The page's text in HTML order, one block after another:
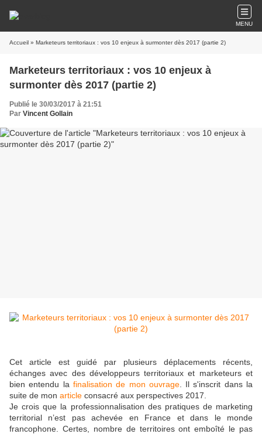
MENU
Accueil » Marketeurs territoriaux : vos 10 enjeux à surmonter dès 2017 (partie 2)
Marketeurs territoriaux : vos 10 enjeux à
surmonter dès 2017 (partie 2)
Publié le 30/03/2017 à 21:51
Par Vincent Gollain
Cet article est guidé par plusieurs déplacements récents,
échanges avec des développeurs territoriaux et marketeurs et
bien entendu la finalisation de mon ouvrage. Il s'inscrit dans la
suite de mon article consacré aux perspectives 2017.
Je crois que la professionnalisation des pratiques de marketing
territorial n’est pas achevée en France et dans le monde
francophone. Certes, nombre de territoires ont emboîté le pas